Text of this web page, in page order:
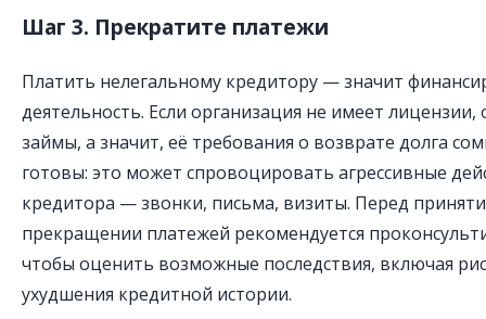
Шаг 3. Прекратите платежи
Платить нелегальному кредитору — значит
деятельность. Если организация не имеет
займы, а значит, её требования о возврате долга
готовы: это может спровоцировать агрессивные
кредитора — звонки, письма, визиты. Перед
прекращении платежей рекомендуется
чтобы оценить возможные последствия, включая
ухудшения кредитной истории.